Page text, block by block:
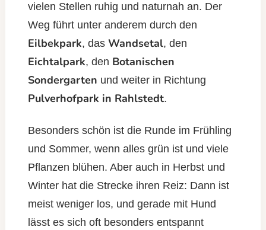
vielen Stellen ruhig und naturnah an. Der
Weg führt unter anderem durch den
Eilbekpark, das Wandsetal, den
Eichtalpark, den Botanischen
Sondergarten und weiter in Richtung
Pulverhofpark in Rahlstedt.
Besonders schön ist die Runde im Frühling
und Sommer, wenn alles grün ist und viele
Pflanzen blühen. Aber auch in Herbst und
Winter hat die Strecke ihren Reiz: Dann ist
meist weniger los, und gerade mit Hund
lässt es sich oft besonders entspannt